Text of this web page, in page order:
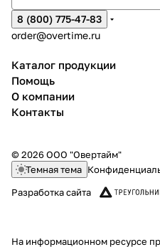
8 (800) 775-47-83
order@overtime.ru
Каталог продукции
Помощь
О компании
Контакты
© 2026 ООО "Овертайм"
Темная тема
Разработка сайта
На информационном ресурсе